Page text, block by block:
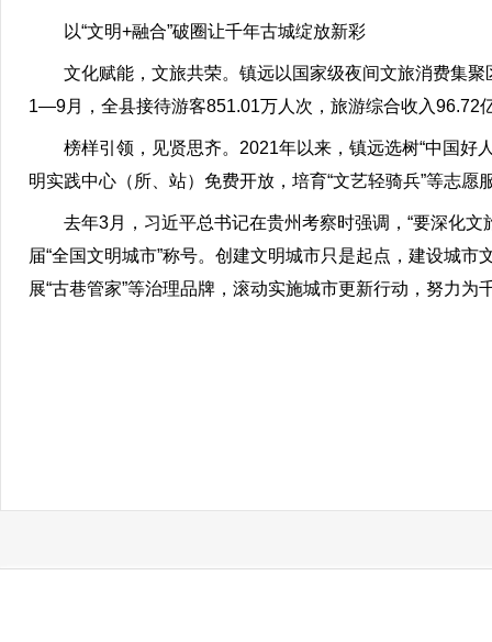
以“文明+融合”破圈让千年古城绽放新彩
文化赋能，文旅共荣。镇远以国家级夜间文旅消费集
1—9月，全县接待游客851.01万人次，旅游综合收入96.72
榜样引领，见贤思齐。2021年以来，镇远选树“中国好
明实践中心（所、站）免费开放，培育“文艺轻骑兵”等志
去年3月，习近平总书记在贵州考察时强调，“要深化
届“全国文明城市”称号。创建文明城市只是起点，建设城
展“古巷管家”等治理品牌，滚动实施城市更新行动，努力